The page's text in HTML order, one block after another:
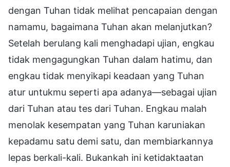
dengan Tuhan tidak melihat pencapaian dengan
namamu, bagaimana Tuhan akan melanjutkan?
Setelah berulang kali menghadapi ujian, engkau
tidak mengagungkan Tuhan dalam hatimu, dan
engkau tidak menyikapi keadaan yang Tuhan
atur untukmu seperti apa adanya—sebagai ujian
dari Tuhan atau tes dari Tuhan. Engkau malah
menolak kesempatan yang Tuhan karuniakan
kepadamu satu demi satu, dan membiarkannya
lepas berkali-kali. Bukankah ini ketidaktaatan